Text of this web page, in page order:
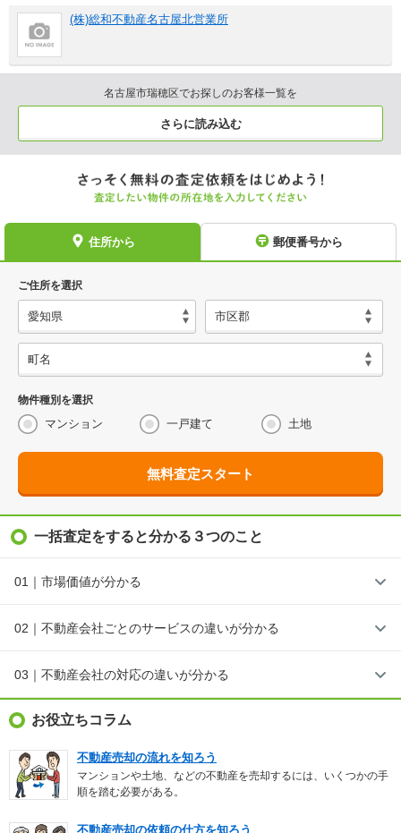
(株)総和不動産名古屋北営業所
名古屋市瑞穂区でお探しのお客様一覧を
さらに読み込む
住所から 郵便番号から
ご住所を選択
物件種別を選択
マンション 一戸建て 土地
無料査定スタート
一括査定をすると分かる３つのこと
01｜市場価値が分かる
02｜不動産会社ごとのサービスの違いが分かる
03｜不動産会社の対応の違いが分かる
お役立ちコラム
不動産売却の流れを知ろう
マンションや土地、などの不動産を売却するには、いくつかの手
順を踏む必要がある。
不動産売却の依頼の仕方を知ろう